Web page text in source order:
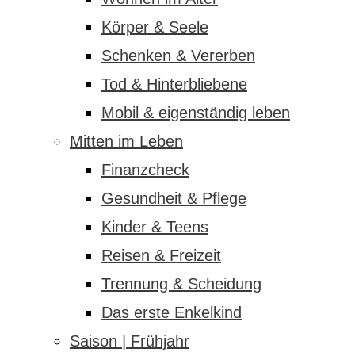
Körper & Seele
Schenken & Vererben
Tod & Hinterbliebene
Mobil & eigenständig leben
Mitten im Leben
Finanzcheck
Gesundheit & Pflege
Kinder & Teens
Reisen & Freizeit
Trennung & Scheidung
Das erste Enkelkind
Saison | Frühjahr